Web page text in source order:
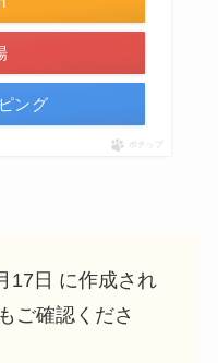
ング
ポチップ
17日 に作成され
ご確認くださ